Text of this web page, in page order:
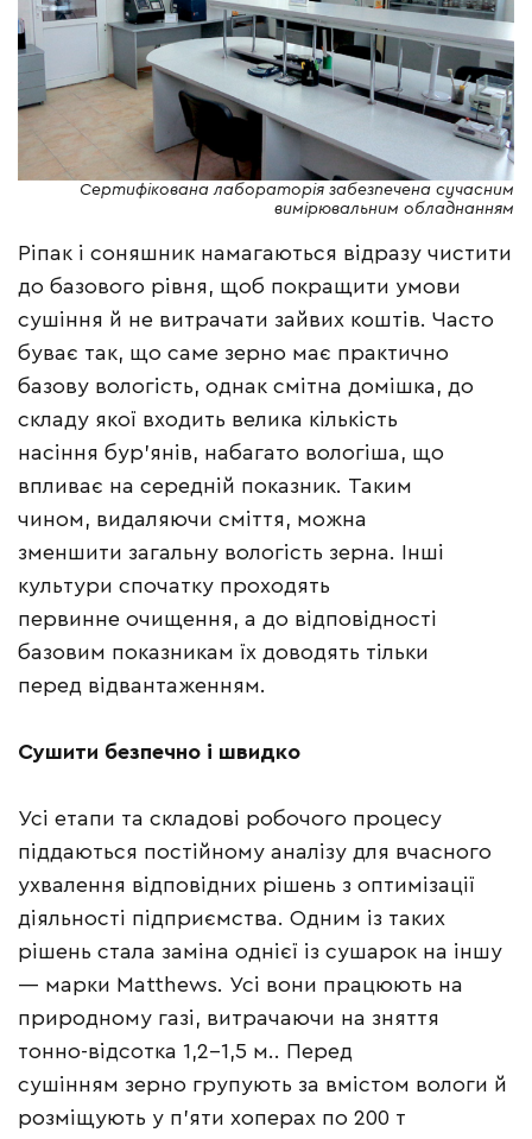
Сертифікована лабораторія забезпечена сучасним
вимірювальним обладнанням
Ріпак і соняшник намагаються відразу чистити
до базового рівня, щоб покращити умови
сушіння й не витрачати зайвих коштів. Часто
буває так, що саме зерно має практично
базову вологість, однак смітна домішка, до
складу якої входить велика кількість
насіння бур’янів, набагато вологіша, що
впливає на середній показник. Таким
чином, видаляючи сміття, можна
зменшити загальну вологість зерна. Інші
культури спочатку проходять
первинне очищення, а до відповідності
базовим показникам їх доводять тільки
перед відвантаженням.
Сушити безпечно і швидко
Усі етапи та складові робочого процесу
піддаються постійному аналізу для вчасного
ухвалення відповідних рішень з оптимізації
діяльності підприємства. Одним із таких
рішень стала заміна однієї із сушарок на іншу
— марки Matthews. Усі вони працюють на
природному газі, витрачаючи на зняття
тонно-відсотка 1,2–1,5 м.. Перед
сушінням зерно групують за вмістом вологи й
розміщують у п’яти хоперах по 200 т